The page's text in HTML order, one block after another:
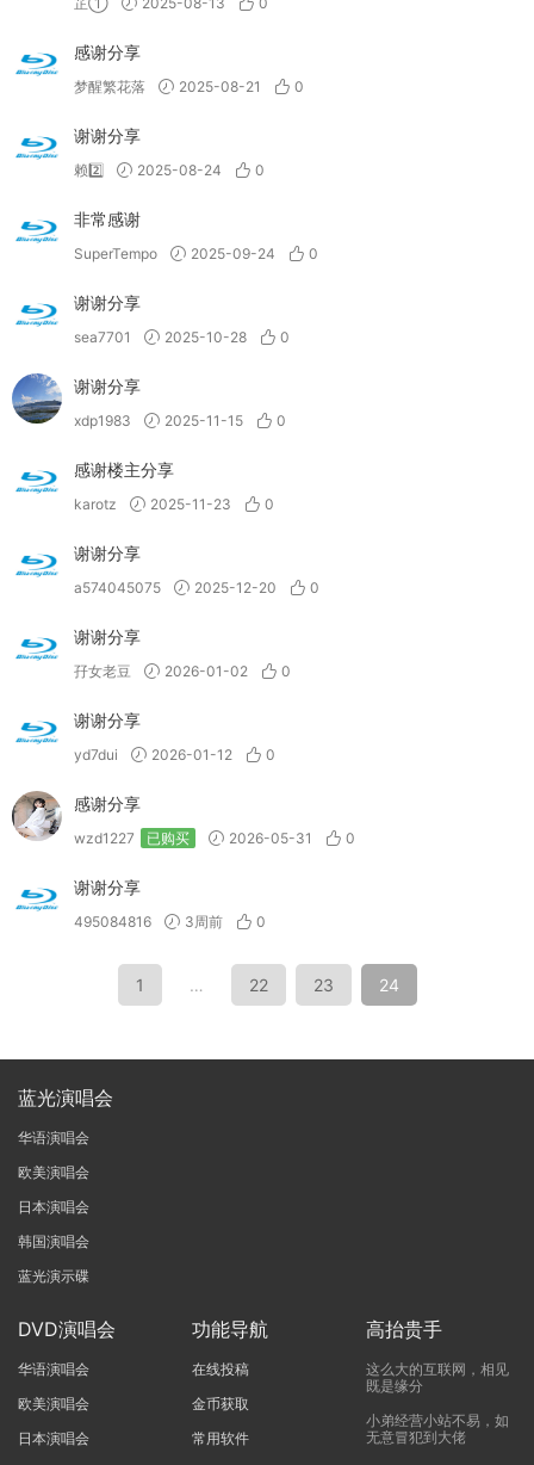
感谢分享
梦醒繁花落 2025-08-21 0
谢谢分享
赖2️⃣ 2025-08-24 0
非常感谢
SuperTempo 2025-09-24 0
谢谢分享
sea7701 2025-10-28 0
谢谢分享
xdp1983 2025-11-15 0
感谢楼主分享
karotz 2025-11-23 0
谢谢分享
a574045075 2025-12-20 0
谢谢分享
孖女老豆 2026-01-02 0
谢谢分享
yd7dui 2026-01-12 0
感谢分享
wzd1227 已购买 2026-05-31 0
谢谢分享
495084816 3周前 0
1 … 22 23 24
蓝光演唱会
华语演唱会
欧美演唱会
日本演唱会
韩国演唱会
蓝光演示碟
DVD演唱会
华语演唱会
欧美演唱会
日本演唱会
功能导航
在线投稿
金币获取
常用软件
高抬贵手
这么大的互联网，相见
既是缘分
小弟经营小站不易，如
无意冒犯到大佬